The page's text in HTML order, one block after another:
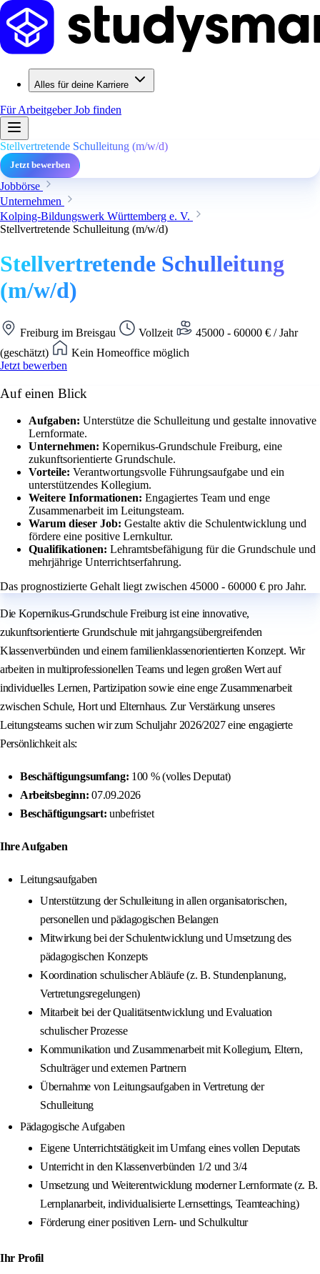
Alles für deine Karriere
Für ArbeitgeberJob finden
Stellvertretende Schulleitung (m/w/d)
Jetzt bewerben
Jobbörse
Unternehmen
Kolping-Bildungswerk Württemberg e. V.
Stellvertretende Schulleitung (m/w/d)
Stellvertretende Schulleitung
(m/w/d)
Freiburg im Breisgau Vollzeit
45000 - 60000 € / Jahr
(geschätzt)
Kein Homeoffice möglich
Jetzt bewerben
Auf einen Blick
Aufgaben: Unterstütze die Schulleitung und gestalte innovative
Lernformate.
Unternehmen: Kopernikus-Grundschule Freiburg, eine
zukunftsorientierte Grundschule.
Vorteile: Verantwortungsvolle Führungsaufgabe und ein
unterstützendes Kollegium.
Weitere Informationen: Engagiertes Team und enge
Zusammenarbeit im Leitungsteam.
Warum dieser Job: Gestalte aktiv die Schulentwicklung und
fördere eine positive Lernkultur.
Qualifikationen: Lehramtsbefähigung für die Grundschule und
mehrjährige Unterrichtserfahrung.
Das prognostizierte Gehalt liegt zwischen 45000 - 60000 € pro Jahr.
Die Kopernikus-Grundschule Freiburg ist eine innovative,
zukunftsorientierte Grundschule mit jahrgangsübergreifenden
Klassenverbünden und einem familienklassenorientierten Konzept. Wir
arbeiten in multiprofessionellen Teams und legen großen Wert auf
individuelles Lernen, Partizipation sowie eine enge Zusammenarbeit
zwischen Schule, Hort und Elternhaus. Zur Verstärkung unseres
Leitungsteams suchen wir zum Schuljahr 2026/2027 eine engagierte
Persönlichkeit als:
Beschäftigungsumfang: 100 % (volles Deputat)
Arbeitsbeginn: 07.09.2026
Beschäftigungsart: unbefristet
Ihre Aufgaben
Leitungsaufgaben
Unterstützung der Schulleitung in allen organisatorischen,
personellen und pädagogischen Belangen
Mitwirkung bei der Schulentwicklung und Umsetzung des
pädagogischen Konzepts
Koordination schulischer Abläufe (z. B. Stundenplanung,
Vertretungsregelungen)
Mitarbeit bei der Qualitätsentwicklung und Evaluation
schulischer Prozesse
Kommunikation und Zusammenarbeit mit Kollegium, Eltern,
Schulträger und externen Partnern
Übernahme von Leitungsaufgaben in Vertretung der
Schulleitung
Pädagogische Aufgaben
Eigene Unterrichtstätigkeit im Umfang eines vollen Deputats
Unterricht in den Klassenverbünden 1/2 und 3/4
Umsetzung und Weiterentwicklung moderner Lernformate (z. B.
Lernplanarbeit, individualisierte Lernsettings, Teamteaching)
Förderung einer positiven Lern- und Schulkultur
Ihr Profil